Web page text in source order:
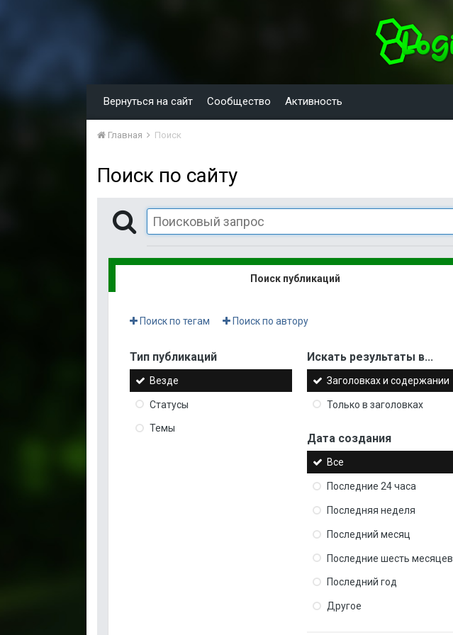
Вернуться на сайт Сообщество Активность
Главная Поиск
Поиск по сайту
Поиск публикаций
Поиск по тегам Поиск по автору
Тип публикаций
Везде
Статусы
Темы
Искать результаты в...
Заголовках и содержании
Только в заголовках
Дата создания
Все
Последние 24 часа
Последняя неделя
Последний месяц
Последние шесть месяцев
Последний год
Другое